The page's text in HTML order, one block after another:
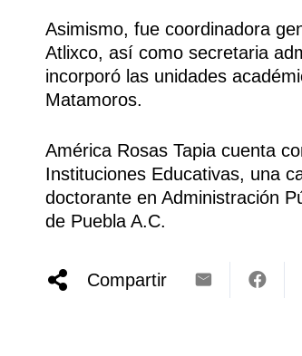
Asimismo, fue coordinadora
Atlixco, así como secretaria
incorporó las unidades
Matamoros.
América Rosas Tapia cuenta
Instituciones Educativas, una
doctorante en Administración
de Puebla A.C.
Compartir